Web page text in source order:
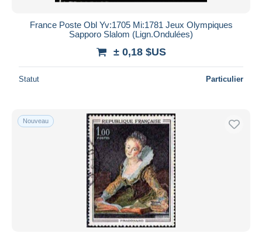
France Poste Obl Yv:1705 Mi:1781 Jeux Olympiques
Sapporo Slalom (Lign.Ondulées)
± 0,18 $US
Statut Particulier
Nouveau